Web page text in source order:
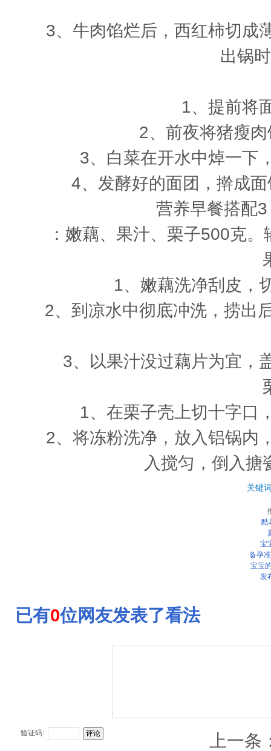
3、牛肉馅烂后，西红柿切成
出锅
1、提前将面
2、前夜将猪瘦肉
3、白菜在开水中焯一下，
4、发酵好的面团，擀成面
营养早餐搭配
：嫩藕、果汁、栗子500克。
1、嫩藕洗净刮皮，切
2、到凉水中彻底冲洗，捞出后
3、以果汁没过藕片为宜，盖
1、在栗子壳上切十字口，
2、将冻粉洗净，放入铝锅内
入搅匀，倒入搪
关键
酷
宝
备孕
宝宝
发
已有0位网友发表了看法
验证码: 上一条